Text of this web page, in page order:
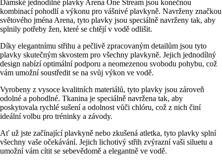
Dámské jednodílné plavky Arena One Stream jsou konečnou
kombinací pohodlí a výkonu pro vášnivé plavkyně. Navrženy značkou
světového jména Arena, tyto plavky jsou speciálně navrženy tak, aby
splnily potřeby žen, které se chtějí v vodě odlišit.
Díky elegantnímu střihu a pečlivě zpracovaným detailům jsou tyto
plavky skutečným skvostem pro všechny plavkyně. Jejich jednodílný
design nabízí optimální podporu a neomezenou svobodu pohybu, což
vám umožní soustředit se na svůj výkon ve vodě.
Vyrobeny z vysoce kvalitních materiálů, tyto plavky jsou zároveň
odolné a pohodlné. Tkanina je speciálně navržena tak, aby
poskytovala rychlé sušení a odolnost vůči chlóru, což z nich činí
ideální volbu pro tréninky a závody.
Ať už jste začínající plavkyně nebo zkušená atletka, tyto plavky splní
všechny vaše očekávání. Jejich lichotivý střih zvýrazní vaši siluetu a
umožní vám cítit se sebevědomě a elegantně ve vodě.